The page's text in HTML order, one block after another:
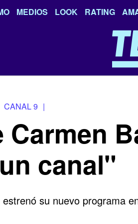
MEDIOS LOOK RATING
CANAL 9 |
Carmen
canal"
estrenó su nuevo programa